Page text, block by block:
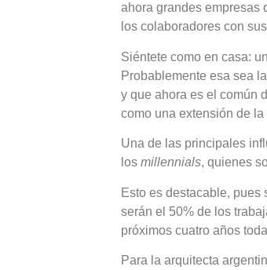
ahora grandes empresas
los colaboradores con
Siéntete como en casa:
Probablemente esa sea
y que ahora es el común
como una extensión de
Una de las principales
los millennials, quienes
Esto es destacable,
serán el 50% de los
próximos cuatro años
Para la arquitecta